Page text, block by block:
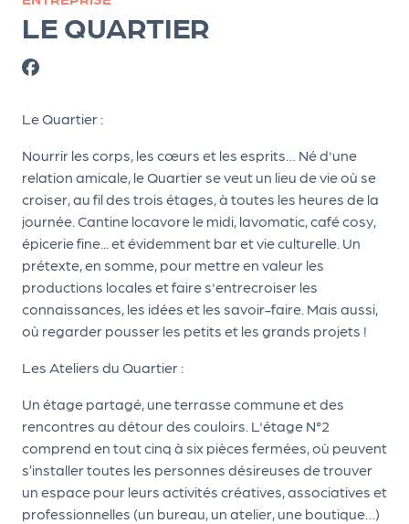
LE QUARTIER
Le Quartier :
Nourrir les corps, les cœurs et les esprits… Né d'une
relation amicale, le Quartier se veut un lieu de vie où se
croiser, au fil des trois étages, à toutes les heures de la
journée. Cantine locavore le midi, lavomatic, café cosy,
épicerie fine... et évidemment bar et vie culturelle. Un
prétexte, en somme, pour mettre en valeur les
productions locales et faire s'entrecroiser les
connaissances, les idées et les savoir-faire. Mais aussi,
où regarder pousser les petits et les grands projets !
Les Ateliers du Quartier :
Un étage partagé, une terrasse commune et des
rencontres au détour des couloirs. L'étage N°2
comprend en tout cinq à six pièces fermées, où peuvent
s’installer toutes les personnes désireuses de trouver
un espace pour leurs activités créatives, associatives et
professionnelles (un bureau, un atelier, une boutique…)
ns
PR
G!
PR
O
G!
Le
Ma
g
Sui
vr
e
le
PR
O
G!